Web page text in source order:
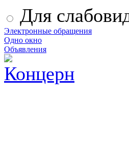
Для
Электронные обращения
Одно окно
Объявления